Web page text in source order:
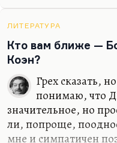
Вот Коэн и Дилан,
канадских еврея,
знаменуют новый
революцию в
Коэн. Причем мне
как поэт. Дилан
отчасти…
ЛИТЕРАТУРА
Кто вам ближе —
Коэн?
Грех сказать,
понимаю, что
значительное, но
ли, попроще,
мне и симпатичен